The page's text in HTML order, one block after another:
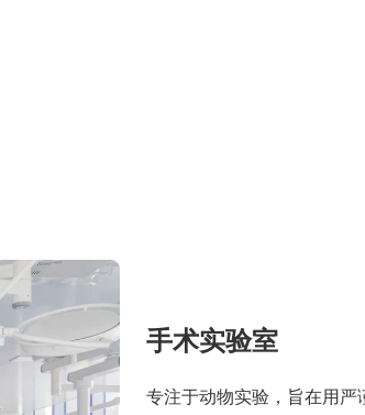
手术实验室